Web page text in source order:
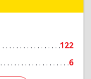
122
6